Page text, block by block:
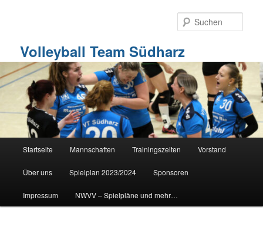
Volleyball Team Südharz
Startseite Mannschaften Trainingszeiten Vorstand
Über uns Spielplan 2023/2024 Sponsoren
Impressum NWVV – Spielpläne und mehr…